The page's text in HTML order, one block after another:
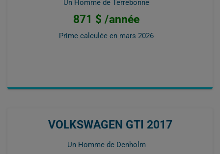
Un Homme de Terrebonne
871 $ /année
Prime calculée en mars 2026
VOLKSWAGEN GTI 2017
Un Homme de Denholm